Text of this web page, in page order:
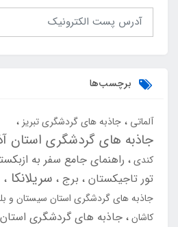
برچسب‌ها
آلماتی جاذبه های گردشگری تبریز
جاذبه های گردشگری استان
کندی راهنمای جامع سفر به
تور تاجیکستان برج سریلانکا
جاذبه های گردشگری استان سیستان و
کاشان جاذبه های گردشگری